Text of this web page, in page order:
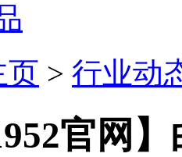
页 > 行业动
官网